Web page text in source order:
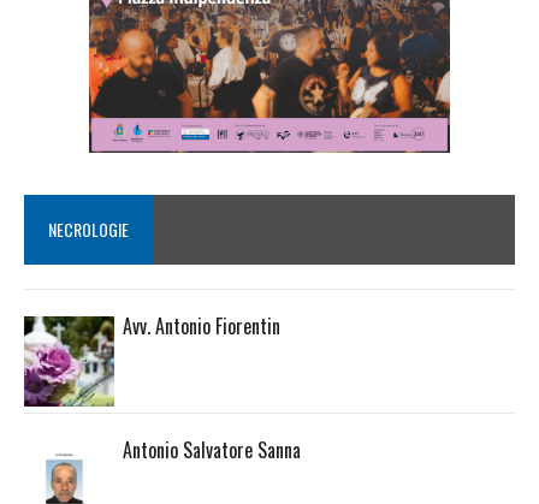
NECROLOGIE
Avv. Antonio Fiorentin
Antonio Salvatore Sanna